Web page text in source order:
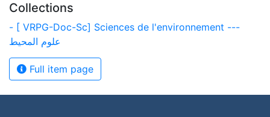
Collections
- [ VRPG-Doc-Sc] Sciences de l'environnement ---
علوم المحيط
Full item page